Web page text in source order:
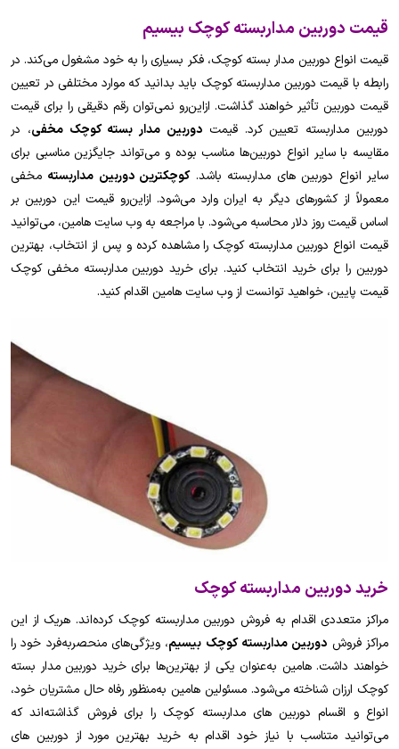
قیمت دوربین مداربسته کوچک بیسیم
قیمت انواع دوربین مدار بسته کوچک، فکر بسیاری را به خود مشغول می‌کند. در
رابطه با قیمت دوربین مداربسته کوچک باید بدانید که موارد مختلفی در تعیین
قیمت دوربین تأثیر خواهند گذاشت. ازاین‌رو نمی‌توان رقم دقیقی را برای قیمت
دوربین مداربسته تعیین کرد. قیمت دوربین مدار بسته کوچک مخفی، در
مقایسه با سایر انواع دوربین‌ها مناسب بوده و می‌تواند جایگزین مناسبی برای
سایر انواع دوربین های مداربسته باشد.کوچکترین دوربین مداربسته مخفی
معمولاً از کشورهای دیگر به ایران وارد می‌شود. ازاین‌رو قیمت این دوربین بر
اساس قیمت روز دلار محاسبه می‌شود. با مراجعه به وب سایت هامین، می‌توانید
قیمت انواع دوربین مداربسته کوچک را مشاهده کرده و پس از انتخاب، بهترین
دوربین را برای خرید انتخاب کنید. برای خرید دوربین مداربسته مخفی کوچک
قیمت پایین، خواهید توانست از وب سایت هامین اقدام کنید.
خرید دوربین مداربسته کوچک
مراکز متعددی اقدام به فروش دوربین مداربسته کوچک کرده‌اند. هریک از این
مراکز فروش دوربین مداربسته کوچک بیسیم، ویژگی‌های منحصربه‌فرد خود را
خواهند داشت. هامین به‌عنوان یکی از بهترین‌ها برای خرید دوربین مدار بسته
کوچک ارزان شناخته می‌شود. مسئولین هامین به‌منظور رفاه حال مشتریان خود،
انواع و اقسام دوربین های مداربسته کوچک را برای فروش گذاشته‌اند که
می‌توانید متناسب با نیاز خود اقدام به خرید بهترین مورد از دوربین های